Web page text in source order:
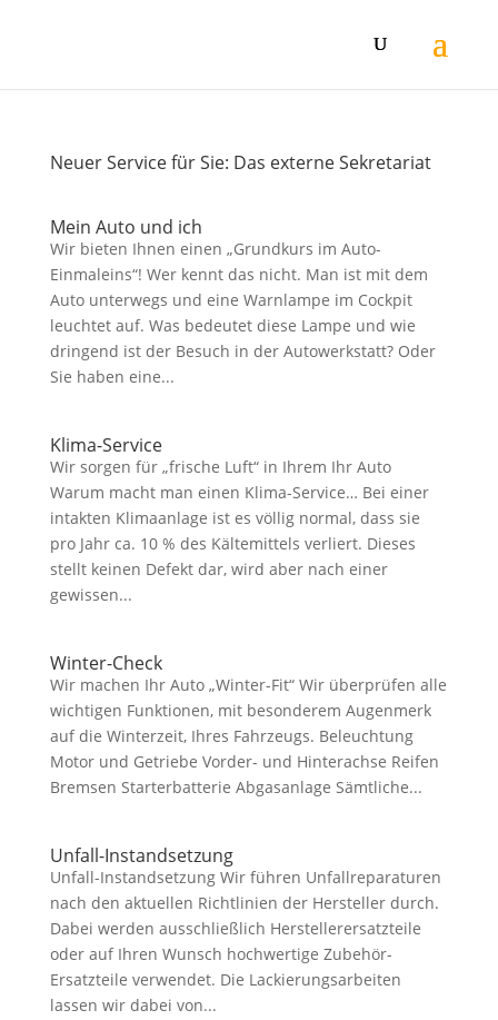
Neuer Service für Sie: Das externe Sekretariat
Mein Auto und ich
Wir bieten Ihnen einen „Grundkurs im Auto-
Einmaleins“! Wer kennt das nicht. Man ist mit dem
Auto unterwegs und eine Warnlampe im Cockpit
leuchtet auf. Was bedeutet diese Lampe und wie
dringend ist der Besuch in der Autowerkstatt? Oder
Sie haben eine...
Klima-Service
Wir sorgen für „frische Luft“ in Ihrem Ihr Auto
Warum macht man einen Klima-Service… Bei einer
intakten Klimaanlage ist es völlig normal, dass sie
pro Jahr ca. 10 % des Kältemittels verliert. Dieses
stellt keinen Defekt dar, wird aber nach einer
gewissen...
Winter-Check
Wir machen Ihr Auto „Winter-Fit“ Wir überprüfen alle
wichtigen Funktionen, mit besonderem Augenmerk
auf die Winterzeit, Ihres Fahrzeugs. Beleuchtung
Motor und Getriebe Vorder- und Hinterachse Reifen
Bremsen Starterbatterie Abgasanlage Sämtliche...
Unfall-Instandsetzung
Unfall-Instandsetzung Wir führen Unfallreparaturen
nach den aktuellen Richtlinien der Hersteller durch.
Dabei werden ausschließlich Herstellerersatzteile
oder auf Ihren Wunsch hochwertige Zubehör-
Ersatzteile verwendet. Die Lackierungsarbeiten
lassen wir dabei von...